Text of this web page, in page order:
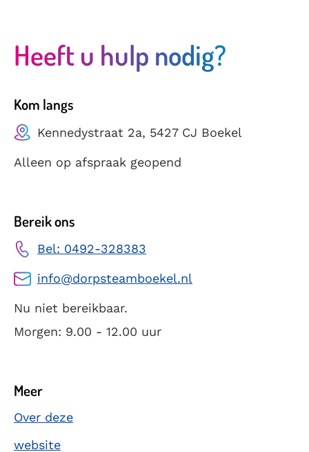
Heeft u hulp nodig?
Kom langs
Kennedystraat 2a, 5427 CJ Boekel
Alleen op afspraak geopend
Bereik ons
Bel: 0492-328383
info@dorpsteamboekel.nl
Nu niet bereikbaar.
Morgen: 9.00 - 12.00 uur
Meer
Over deze
website